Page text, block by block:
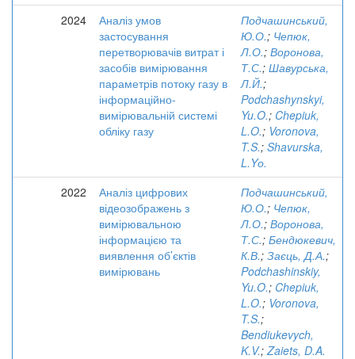
2024
Аналіз умов
застосування
перетворювачів витрат і
засобів вимірювання
параметрів потоку газу в
інформаційно-
вимірювальній системі
обліку газу
Подчашинський,
Ю.О.; Чепюк,
Л.О.; Воронова,
Т.С.; Шавурська,
Л.Й.;
Podchashynskyi,
Yu.O.; Chepiuk,
L.O.; Voronova,
T.S.; Shavurska,
L.Yо.
2022
Аналіз цифрових
відеозображень з
вимірювальною
інформацією та
виявлення об’єктів
вимірювань
Подчашинський,
Ю.О.; Чепюк,
Л.О.; Воронова,
Т.С.; Бендюкевич,
К.В.; Заєць, Д.А.;
Podchashinskiy,
Yu.O.; Chepiuk,
L.O.; Voronova,
T.S.;
Bendiukevych,
K.V.;Zaiets, D.A.